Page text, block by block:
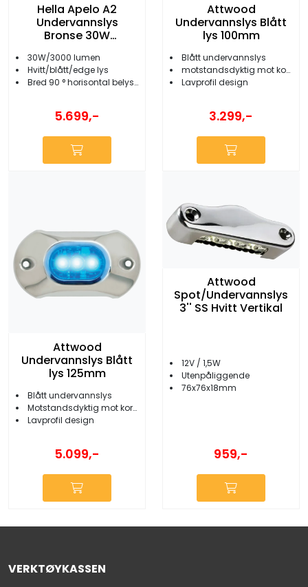
Hella Apelo A2
Undervannslys
Bronse 30W
Blått/Hvitt lys
30W/3000 lumen
Hvitt/blått/edge lys
Bred 90 ° horisontal belysning
5.699,-
Attwood
Undervannslys Blått
lys 100mm
Blått undervannslys
motstandsdyktig mot korrosjon, kjemikalier og UV-skader
Lavprofil design
3.299,-
Attwood
Undervannslys Blått
lys 125mm
Blått undervannslys
Motstandsdyktig mot korrosjon, kjemikalier og UV-skader
Lavprofil design
5.099,-
Attwood
Spot/Undervannslys
3'' SS Hvitt Vertikal
12V / 1,5W
Utenpåliggende
76x76x18mm
959,-
VERKTØYKASSEN